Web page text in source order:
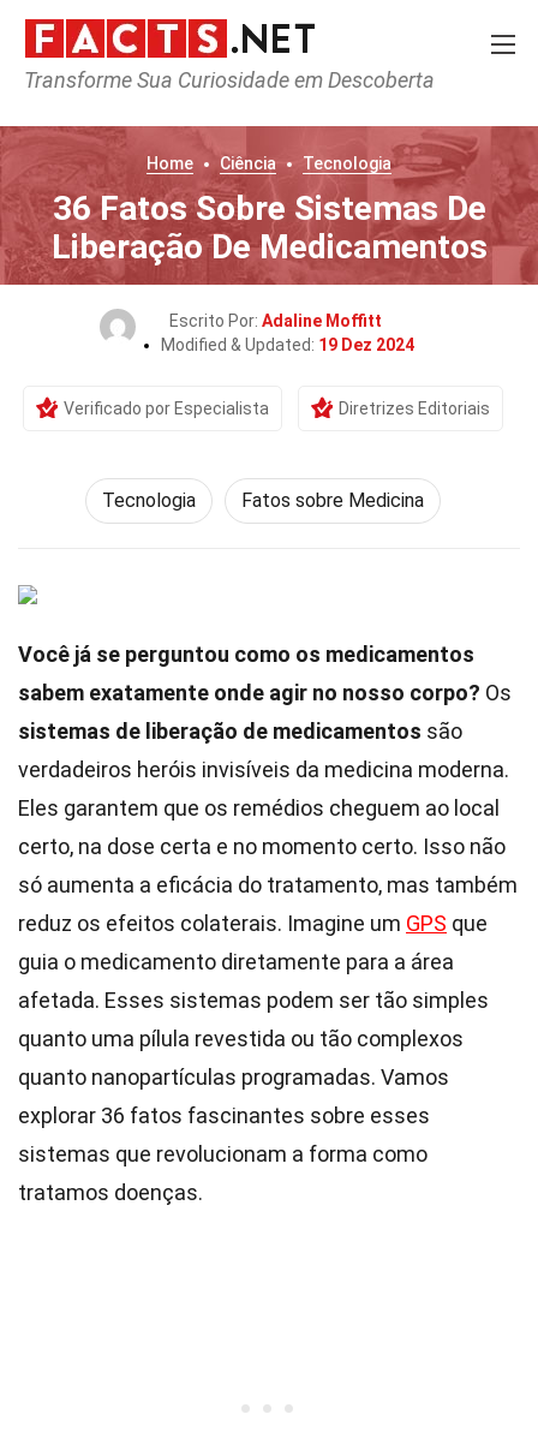
Transforme Sua Curiosidade em Descoberta
Home Ciência Tecnologia
36 Fatos Sobre Sistemas De
Liberação De Medicamentos
Escrito Por: Adaline Moffitt
Modified & Updated: 19 Dez 2024
Verificado por Especialista Diretrizes Editoriais
Tecnologia Fatos sobre Medicina
Você já se perguntou como os medicamentos
sabem exatamente onde agir no nosso corpo? Os
sistemas de liberação de medicamentos são
verdadeiros heróis invisíveis da medicina moderna.
Eles garantem que os remédios cheguem ao local
certo, na dose certa e no momento certo. Isso não
só aumenta a eficácia do tratamento, mas também
reduz os efeitos colaterais. Imagine um GPS que
guia o medicamento diretamente para a área
afetada. Esses sistemas podem ser tão simples
quanto uma pílula revestida ou tão complexos
quanto nanopartículas programadas. Vamos
explorar 36 fatos fascinantes sobre esses
sistemas que revolucionam a forma como
tratamos doenças.